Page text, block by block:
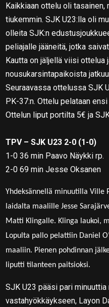
Kaikkiaan ottelu oli tasainen,
tiukemmin. SJK U23:lla oli
olleita SJK:n
peliajalle jääneitä, jotka
Kautta on jäljellä viisi ottelua
nousukarsintapaikoista
Seuraavassa ottelussa SJK
PK-37:n. Ottelu pelataan
Ottelun liput portilta 5€ ja
TPV – SJK U23 2-0 (1-0)
1-0 36 min Paavo Näykki rp.
2-0 69 min Jesse Oksanen
Yhdeksännellä minuutilla Ville
laidalta maalille Jesse
Matti Klingalle. Klinga laukoi,
Lopulta pallo pelattiin Daniel
maaliin. Pienen pohdinnan
liputti tilanteen paitsioksi.
SJK U23 pääsi pari
vastahyökkäykseen, Layon